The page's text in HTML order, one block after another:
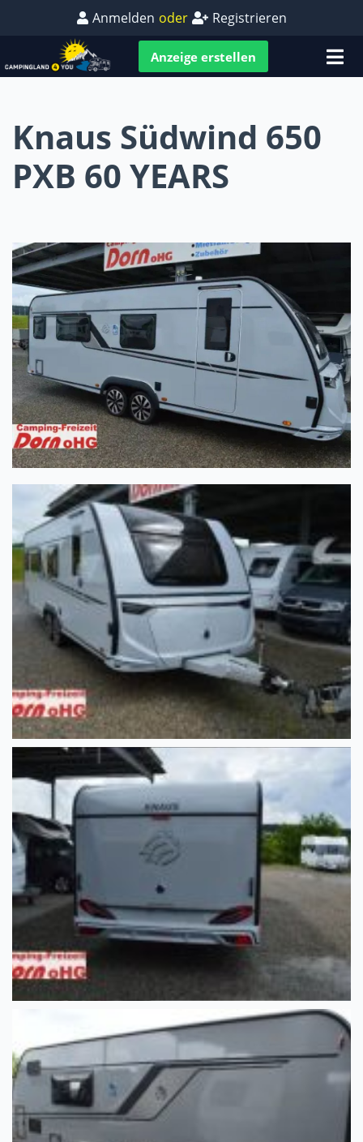
Anmelden oder Registrieren
Anzeige erstellen
Knaus Südwind 650
PXB 60 YEARS